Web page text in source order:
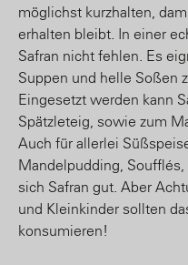
möglichst kurzhalten,
erhalten bleibt. In einer
Safran nicht fehlen. Es
Suppen und helle Soßen
Eingesetzt werden kann
Spätzleteig, sowie zum
Auch für allerlei
Mandelpudding,
sich Safran gut. Aber
und Kleinkinder sollten
konsumieren!